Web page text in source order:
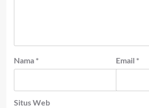
Nama * Email *
Situs Web